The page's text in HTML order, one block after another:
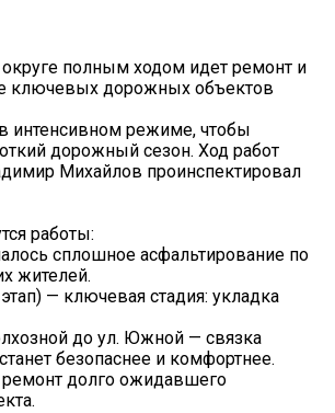
полным ходом идет ремонт и
ключевых дорожных объектов
интенсивном режиме, чтобы
дорожный сезон. Ход работ
Михайлов проинспектировал
работы:
сплошное асфальтирование по
жителей.
— ключевая стадия: укладка
до ул. Южной — связка
безопаснее и комфортнее.
долго ожидавшего